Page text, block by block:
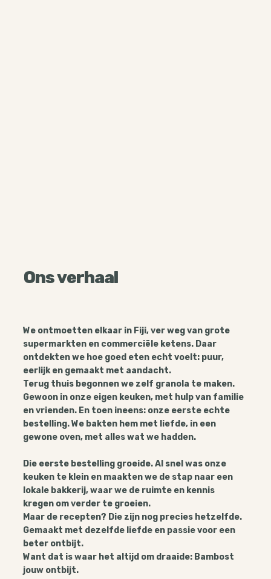
Ons verhaal
We ontmoetten elkaar in Fiji, ver weg van grote
supermarkten en commerciële ketens. Daar
ontdekten we hoe goed eten echt voelt: puur,
eerlijk en gemaakt met aandacht.
Terug thuis begonnen we zelf granola te maken.
Gewoon in onze eigen keuken, met hulp van familie
en vrienden. En toen ineens: onze eerste echte
bestelling. We bakten hem met liefde, in een
gewone oven, met alles wat we hadden.
Die eerste bestelling groeide. Al snel was onze
keuken te klein en maakten we de stap naar een
lokale bakkerij, waar we de ruimte en kennis
kregen om verder te groeien.
Maar de recepten? Die zijn nog precies hetzelfde.
Gemaakt met dezelfde liefde en passie voor een
beter ontbijt.
Want dat is waar het altijd om draaide: Bambost
jouw ontbijt.